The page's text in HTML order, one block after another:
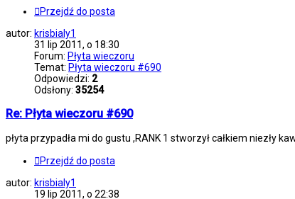
Przejdź do posta
autor: krisbialy1
31 lip 2011, o 18:30
Forum: Płyta wieczoru
Temat: Płyta wieczoru #690
Odpowiedzi: 2
Odsłony: 35254
Re: Płyta wieczoru #690
płyta przypadła mi do gustu ,RANK 1 stworzył całkiem niezły
Przejdź do posta
autor: krisbialy1
19 lip 2011, o 22:38